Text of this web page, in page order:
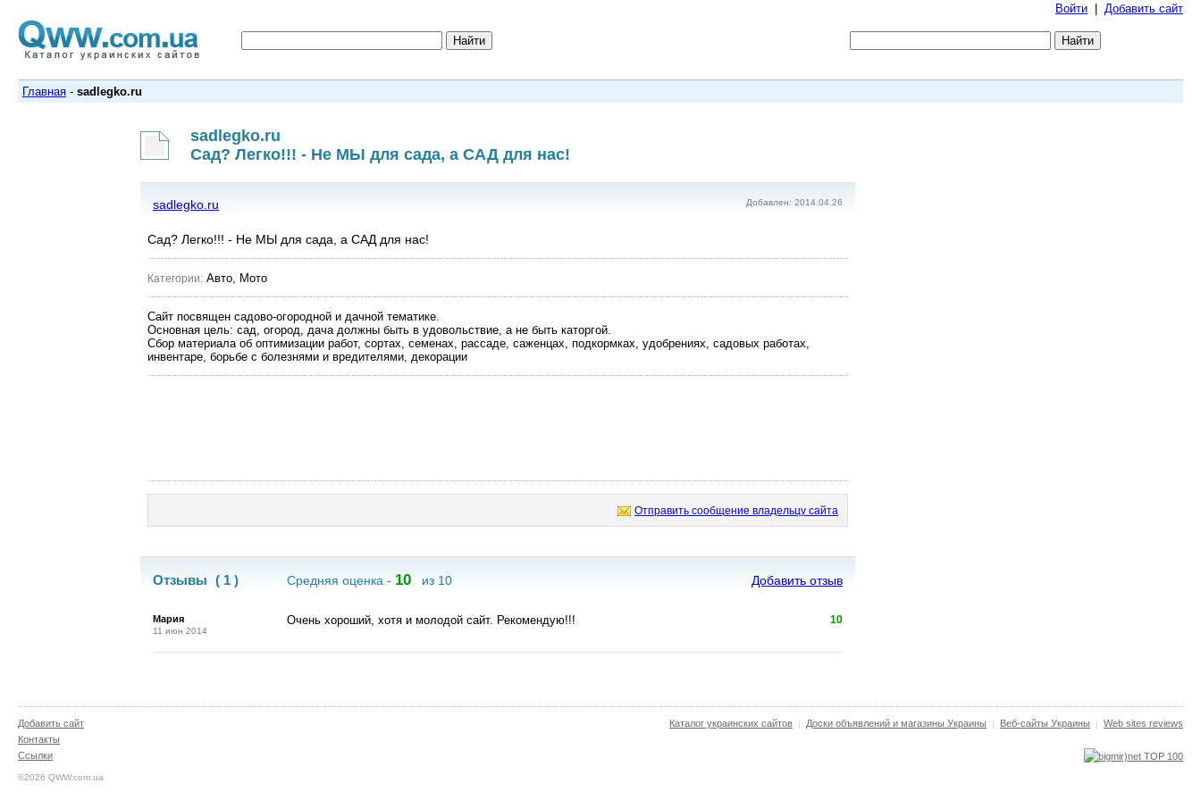
Войти Добавить сайт
Главная - sadlegko.ru
sadlegko.ru
Сад? Легко!!! - Не МЫ для сада, а САД для нас!
sadlegko.ru Добавлен: 2014.04.26
Сад? Легко!!! - Не МЫ для сада, а САД для нас!
Категории: Авто, Мото
Сайт посвящен садово-огородной и дачной тематике.
Основная цель: сад, огород, дача должны быть в удовольствие, а не быть каторгой.
Сбор материала об оптимизации работ, сортах, семенах, рассаде, саженцах, подкормках, удобрениях, садовых работах,
инвентаре, борьбе с болезнями и вредителями, декорации
Отправить сообщение владельцу сайта
Отзывы ( 1 ) Средняя оценка - 10 из 10 Добавить отзыв
Мария
11 июн 2014
Очень хороший, хотя и молодой сайт. Рекомендую!!! 10
Добавить сайт
Контакты
Ссылки
©2026 QWW.com.ua
Каталог украинских сайтов | Доски объявлений и магазины Украины | Веб-сайты Украины | Web sites reviews